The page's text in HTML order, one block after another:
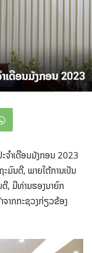
ຈຳເດືອນມັງກອນ 2023
ມົນຕີ, ພາຍໃຕ້ການເປັນ
, ມີທ່ານຮອງນາຍົກ
າກກະຊວງກ່ຽວຂ້ອງ